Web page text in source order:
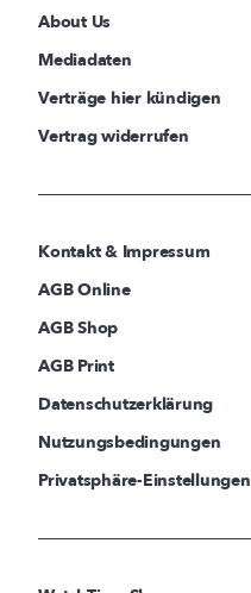
About Us
Mediadaten
Verträge hier kündigen
Vertrag widerrufen
Kontakt & Impressum
AGB Online
AGB Shop
AGB Print
Datenschutzerklärung
Nutzungsbedingungen
Privatsphäre-Einstellungen